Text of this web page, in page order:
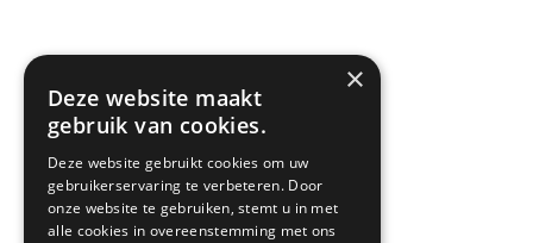
NEWSLETTER
×
Deze website maakt
gebruik van cookies.
Deze website gebruikt cookies om uw
gebruikerservaring te verbeteren. Door
onze website te gebruiken, stemt u in met
alle cookies in overeenstemming met ons